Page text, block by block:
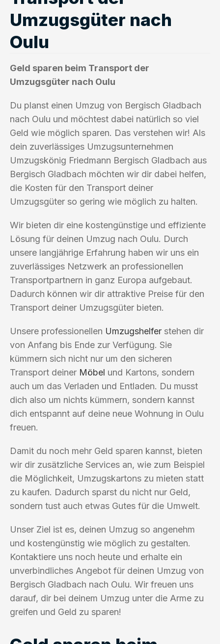
Umzugsgüter nach
Oulu
Geld sparen beim Transport der
Umzugsgüter nach Oulu
Du planst einen Umzug von Bergisch Gladbach
nach Oulu und möchtest dabei natürlich so viel
Geld wie möglich sparen. Das verstehen wir! Als
dein zuverlässiges Umzugsunternehmen
Umzugskönig Friedmann Bergisch Gladbach aus
Bergisch Gladbach möchten wir dir dabei helfen,
die Kosten für den Transport deiner
Umzugsgüter so gering wie möglich zu halten.
Wir bieten dir eine kostengünstige und effiziente
Lösung für deinen Umzug nach Oulu. Durch
unsere langjährige Erfahrung haben wir uns ein
zuverlässiges Netzwerk an professionellen
Transportpartnern in ganz Europa aufgebaut.
Dadurch können wir dir attraktive Preise für den
Transport deiner Umzugsgüter bieten.
Unsere professionellen Umzugshelfer stehen dir
von Anfang bis Ende zur Verfügung. Sie
kümmern sich nicht nur um den sicheren
Transport deiner Möbel und Kartons, sondern
auch um das Verladen und Entladen. Du musst
dich also um nichts kümmern, sondern kannst
dich entspannt auf deine neue Wohnung in Oulu
freuen.
Damit du noch mehr Geld sparen kannst, bieten
wir dir zusätzliche Services an, wie zum Beispiel
die Möglichkeit, Umzugskartons zu mieten statt
zu kaufen. Dadurch sparst du nicht nur Geld,
sondern tust auch etwas Gutes für die Umwelt.
Unser Ziel ist es, deinen Umzug so angenehm
und kostengünstig wie möglich zu gestalten.
Kontaktiere uns noch heute und erhalte ein
unverbindliches Angebot für deinen Umzug von
Bergisch Gladbach nach Oulu. Wir freuen uns
darauf, dir bei deinem Umzug unter die Arme zu
greifen und Geld zu sparen!